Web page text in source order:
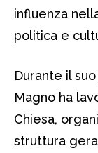
influenza
politica e
Durante il
Magno ha
Chiesa,
struttura